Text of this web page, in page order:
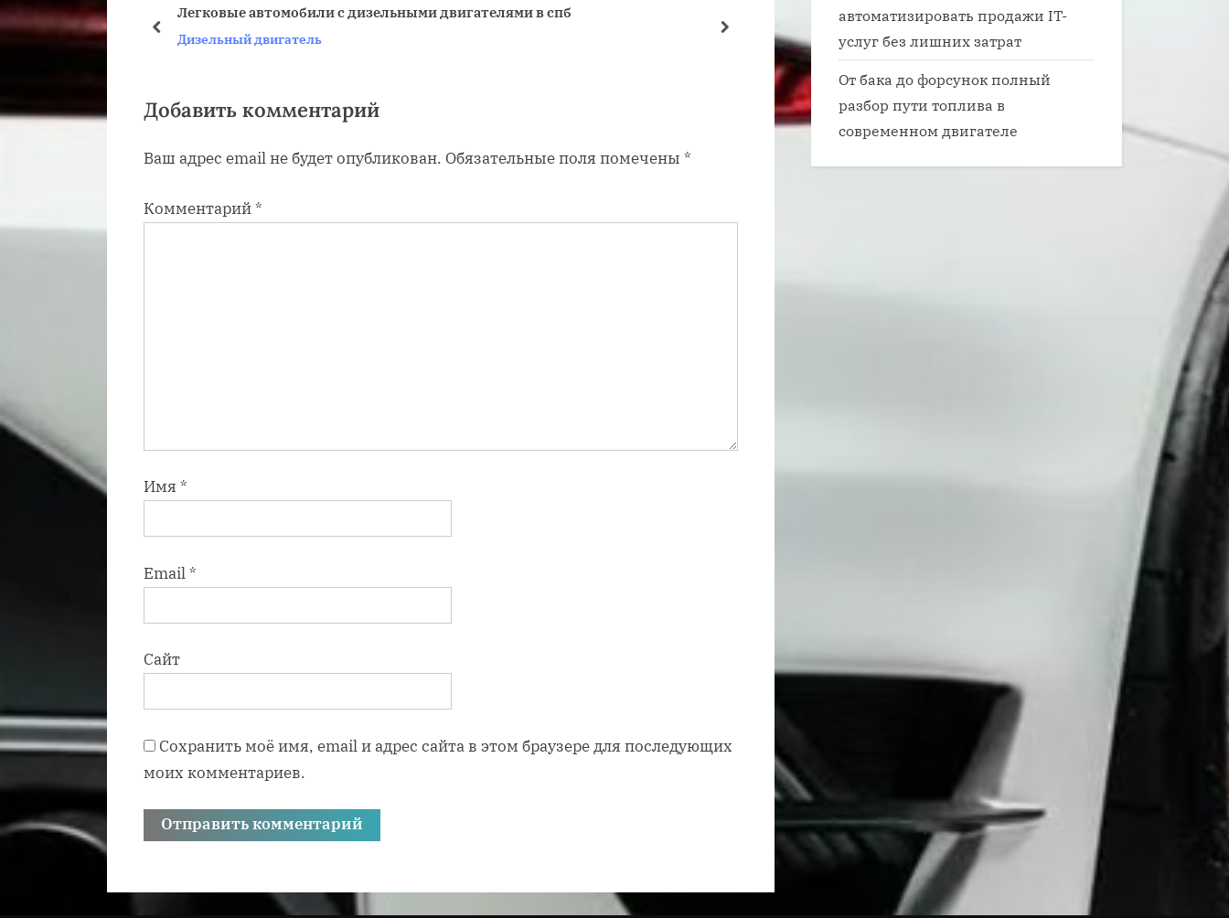
щ
з
п
с
и
Легковые автомобили с дизельными двигателями в спб
Дизельный двигатель
Легковые автомобили с дизельными двигателями купить
Дизельный двигатель
пред далее
Добавить комментарий
Ваш адрес email не будет опубликован. Обязательные поля помечены *
Комментарий*
Имя *
Email*
Сайт
Сохранить моё имя, email и адрес сайта в этом браузере для последующих
моих комментариев.
автоматизировать продажи IT-
услуг без лишних затрат
От бака до форсунок полный
разбор пути топлива в
современном двигателе